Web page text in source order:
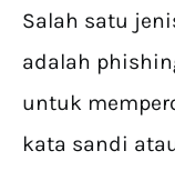
Salah satu
adalah
untuk
kata sandi